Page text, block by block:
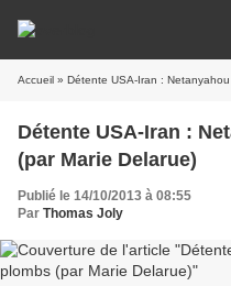
Accueil » Détente USA-Iran :
Détente USA-Iran :
(par Marie Delarue)
Publié le 14/10/2013 à 08:55
Par Thomas Joly